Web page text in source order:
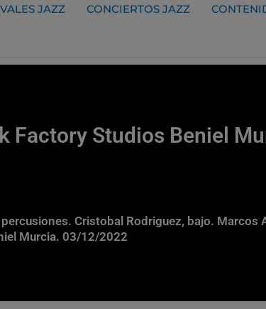
JAZZ CONCIERTOS JAZZ
Factory Studios Beniel
Cristobal Rodriguez, bajo. Marcos
Murcia. 03/12/2022